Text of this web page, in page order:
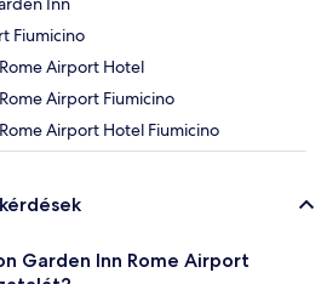
Fiumicino
Airport Hotel
Airport Fiumicino
Airport Hotel Fiumicino
Garden Inn Rome Airport